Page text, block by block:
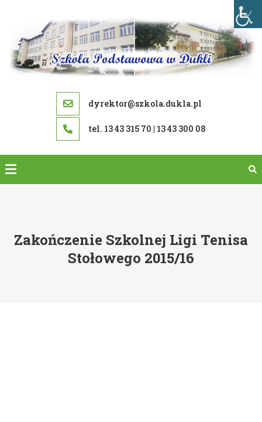
content
dyrektor@szkola.dukla.pl
tel. 13 43 315 70 | 13 43 300 08
Zakończenie Szkolnej Ligi Tenisa
Stołowego 2015/16